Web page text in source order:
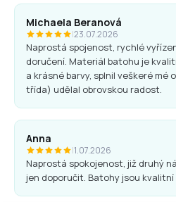
Michaela Beranová
|23.07.2026
Naprostá spojenost, rychlé
doručení. Materiál batohu je
a krásné barvy, splnil veškeré mé
třída) udělal obrovskou radost.
Anna
|1.07.2026
Naprostá spokojenost, již druhý
jen doporučit. Batohy jsou kvalitní